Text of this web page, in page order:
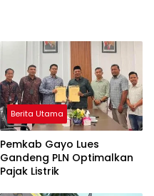
Berita Utama
Pemkab Gayo Lues
Gandeng PLN Optimalkan
Pajak Listrik